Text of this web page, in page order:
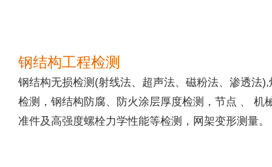
钢结构工程检测
钢结构无损检测 (射线法、超声法、磁粉法、渗透法),
检测，钢结构防腐、防火涂层厚度检测，节点 、 机
准件及高强度螺栓力学性能等检测，网架变形测量。